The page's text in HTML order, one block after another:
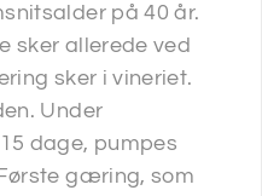
på 40 år.
sker allerede ved
sker i vineriet.
Under
dage, pumpes
gæring, som